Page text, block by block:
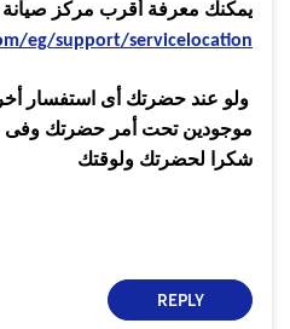
يمكنك معرفة أقرب مركز صيانة
eg/support/servicelocation/
ولو عند حضرتك أى استفسار أخر
موجودين تحت أمر حضرتك
شكرا لحضرتك ولوقتك
REPLY